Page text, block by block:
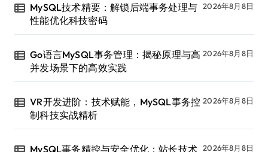
MySQL技术精要：解锁后端事务处理与
性能优化科技密码
2026年8月8日
Go语言MySQL事务管理：揭秘原理与高
并发场景下的高效实践
2026年8月8日
VR开发进阶：技术赋能，MySQL事务控
制科技实战精析
2026年8月8日
MySQL事务精控与安全优化：站长技术 2026年8月8日